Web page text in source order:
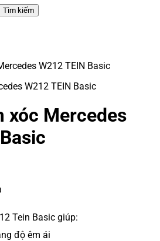
Tìm kiếm
W212 TEIN Basic
xóc Mercedes
Tein Basic giúp:
độ êm ái